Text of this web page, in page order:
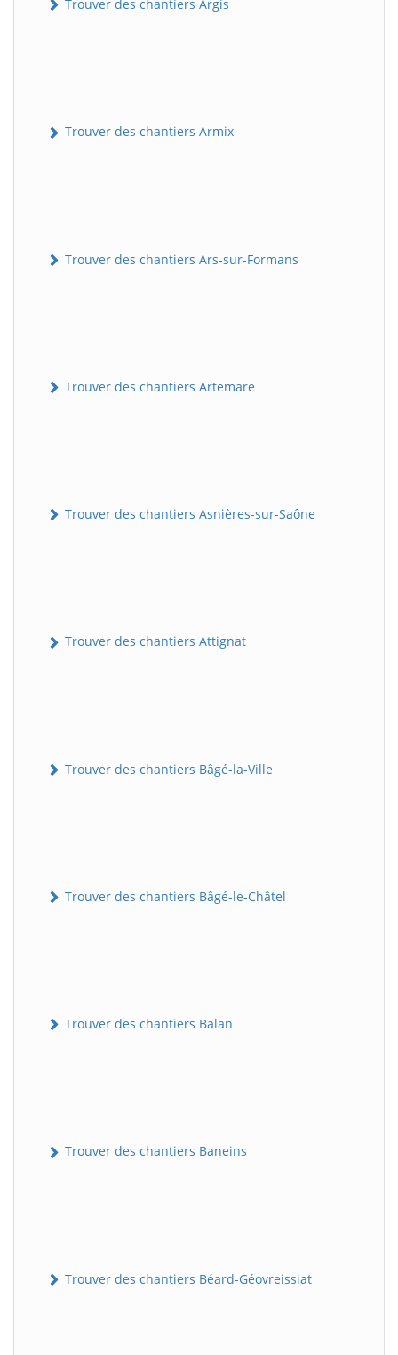
Trouver des chantiers Argis
Trouver des chantiers Armix
Trouver des chantiers Ars-sur-Formans
Trouver des chantiers Artemare
Trouver des chantiers Asnières-sur-Saône
Trouver des chantiers Attignat
Trouver des chantiers Bâgé-la-Ville
Trouver des chantiers Bâgé-le-Châtel
Trouver des chantiers Balan
Trouver des chantiers Baneins
Trouver des chantiers Béard-Géovreissiat